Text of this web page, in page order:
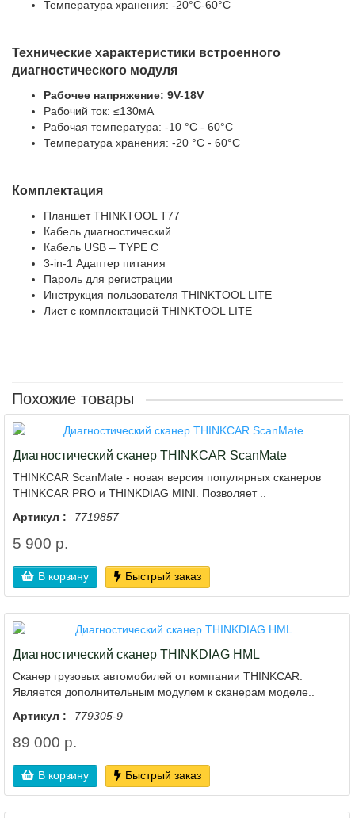
Температура хранения: -20°С-60°С
Технические характеристики встроенного
диагностического модуля
Рабочее напряжение: 9V-18V
Рабочий ток: ≤130мА
Рабочая температура: -10 °С - 60°С
Температура хранения: -20 °С - 60°С
Комплектация
Планшет THINKTOOL T77
Кабель диагностический
Кабель USB – TYPE C
3-in-1 Адаптер питания
Пароль для регистрации
Инструкция пользователя THINKTOOL LITE
Лист с комплектацией THINKTOOL LITE
Похожие товары
Диагностический сканер THINKCAR ScanMate
THINKCAR ScanMate - новая версия популярных сканеров
THINKCAR PRO и THINKDIAG MINI. Позволяет ..
Артикул :
7719857
5 900 р.
В корзину Быстрый заказ
Диагностический сканер THINKDIAG HML
Сканер грузовых автомобилей от компании THINKCAR.
Является дополнительным модулем к сканерам моделе..
Артикул :
779305-9
89 000 р.
В корзину Быстрый заказ